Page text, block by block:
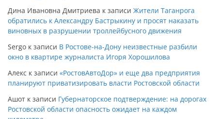
Дина Ивановна Дмитриева к записи Жители Таганрога
обратились к Александру Бастрыкину и просят наказать
виновных в разрушении троллейбусного движения
Sergo к записи В Ростове-на-Дону неизвестные разбили
окно в квартире журналиста Игоря Хорошилова
Алекс к записи «РостовАвтоДор» и еще два предприятия
планируют приватизировать власти Ростовской области
Ашот к записи Губернаторское подтверждение: на дорогах
Ростовской области опасность ожидает на каждом